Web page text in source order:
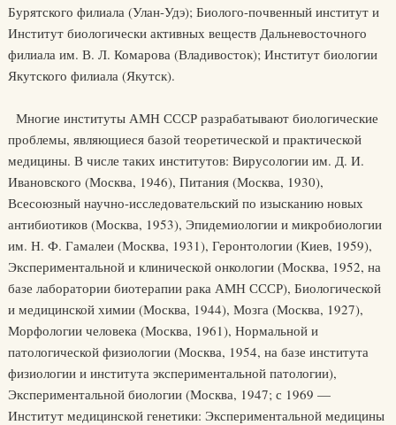
Бурятского филиала (Улан-Удэ); Биолого-почвенный институт и
Институт биологически активных веществ Дальневосточного
филиала им. В. Л. Комарова (Владивосток); Институт биологии
Якутского филиала (Якутск).
Многие институты АМН СССР разрабатывают биологические
проблемы, являющиеся базой теоретической и практической
медицины. В числе таких институтов: Вирусологии им. Д. И.
Ивановского (Москва, 1946), Питания (Москва, 1930),
Всесоюзный научно-исследовательский по изысканию новых
антибиотиков (Москва, 1953), Эпидемиологии и микробиологии
им. Н. Ф. Гамалеи (Москва, 1931), Геронтологии (Киев, 1959),
Экспериментальной и клинической онкологии (Москва, 1952, на
базе лаборатории биотерапии рака АМН СССР), Биологической
и медицинской химии (Москва, 1944), Мозга (Москва, 1927),
Морфологии человека (Москва, 1961), Нормальной и
патологической физиологии (Москва, 1954, на базе института
физиологии и института экспериментальной патологии),
Экспериментальной биологии (Москва, 1947; с 1969 —
Институт медицинской генетики: Экспериментальной медицины